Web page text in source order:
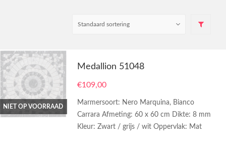
NIET OP VOORRAAD
Medallion 51048
€109,00
Marmersoort: Nero Marquina, Bianco
Carrara Afmeting: 60 x 60 cm Dikte: 8 mm
Kleur: Zwart / grijs / wit Oppervlak: Mat